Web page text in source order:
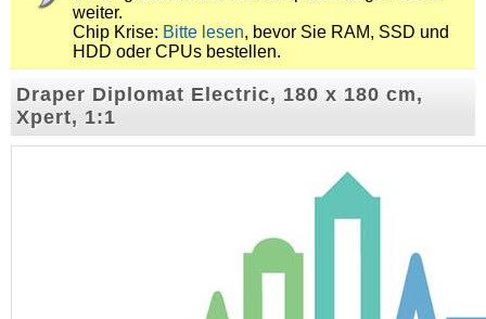
weiter.
Chip Krise: Bitte lesen, bevor Sie RAM, SSD und
HDD oder CPUs bestellen.
Draper Diplomat Electric, 180 x 180 cm,
Xpert, 1:1